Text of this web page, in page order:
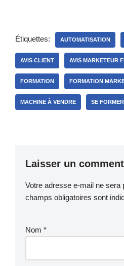
Étiquettes: AUTOMATISATION
AVIS CLIENT AVIS MARKETEUR
FORMATION FORMATION
MACHINE À VENDRE SE FORMER
Laisser un
Votre adresse e-mail ne sera
champs obligatoires sont
Nom *